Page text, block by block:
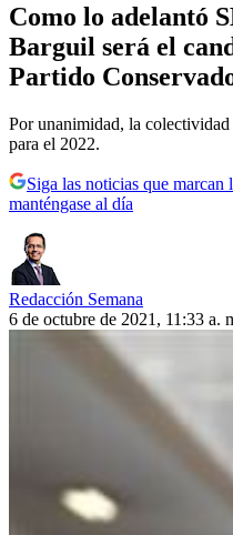
Como lo adelantó
Barguil será el
Partido
Por unanimidad, la
para el 2022.
Siga las noticias que
manténgase al día
Redacción Semana
6 de octubre de 2021, 11:33 a.